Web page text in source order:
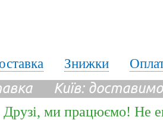
Знижки
Київ: доставимо
Друзі, ми працюємо! Не